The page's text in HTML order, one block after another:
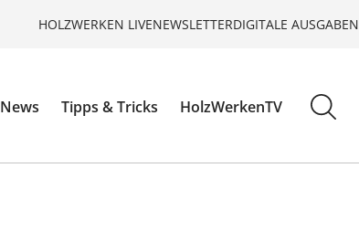
HOLZWERKEN LIVENEWSLETTERDIGITALE AUSGABEN
News Tipps & Tricks HolzWerkenTV